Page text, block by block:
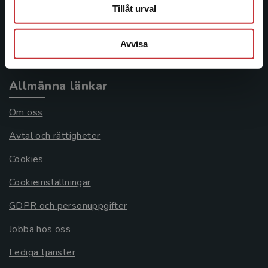
Tillåt urval
Avvisa
Köpvillkor
Allmänna länkar
Om oss
Avtal och rättigheter
Cookies
Cookieinställningar
GDPR och personuppgifter
Jobba hos oss
Lediga tjänster